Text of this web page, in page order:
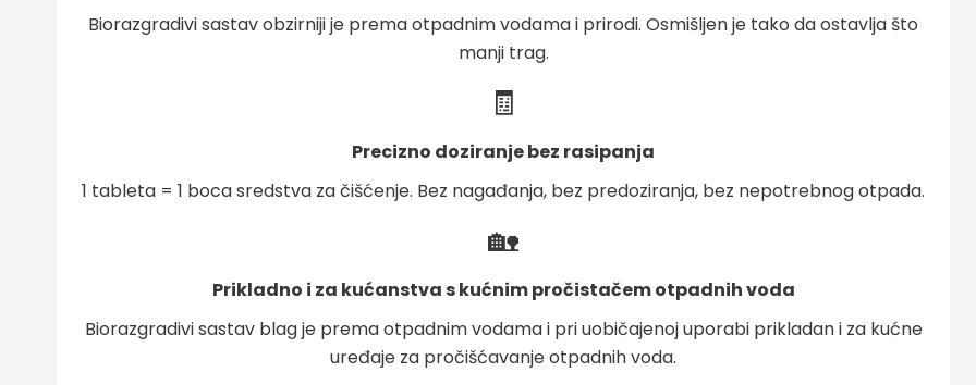
Biorazgradivi sastav obzirniji je prema otpadnim vodama i prirodi. Osmišljen je tako da ostavlja što
manji trag.
🧾
Precizno doziranje bez rasipanja
1 tableta = 1 boca sredstva za čišćenje. Bez nagađanja, bez predoziranja, bez nepotrebnog otpada.
🏡
Prikladno i za kućanstva s kućnim pročistačem otpadnih voda
Biorazgradivi sastav blag je prema otpadnim vodama i pri uobičajenoj uporabi prikladan i za kućne
uređaje za pročišćavanje otpadnih voda.